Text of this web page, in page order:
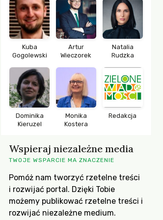
Kuba
Gogolewski
Artur
Wieczorek
Natalia
Rudzka
Dominika
Kieruzel
Monika
Kostera
Redakcja
Wspieraj niezależne media
TWOJE WSPARCIE MA ZNACZENIE
Pomóż nam tworzyć rzetelne treści
i rozwijać portal. Dzięki Tobie
możemy publikować rzetelne treści i
rozwijać niezależne medium.